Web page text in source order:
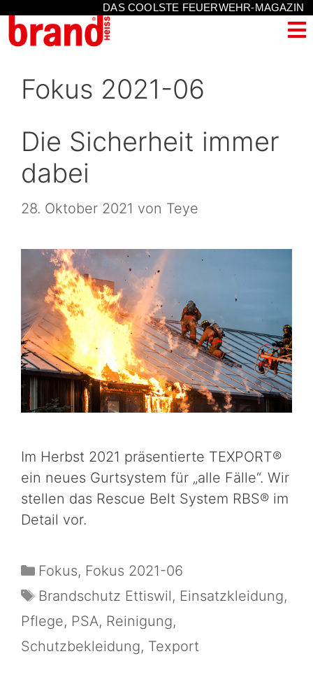
DAS COOLSTE FEUERWEHR-MAGAZIN
Fokus 2021-06
Die Sicherheit immer
dabei
28. Oktober 2021 von Teye
Im Herbst 2021 präsentierte TEXPORT®
ein neues Gurtsystem für „alle Fälle“. Wir
stellen das Rescue Belt System RBS® im
Detail vor.
Fokus, Fokus 2021-06
Brandschutz Ettiswil, Einsatzkleidung,
Pflege, PSA, Reinigung,
Schutzbekleidung, Texport